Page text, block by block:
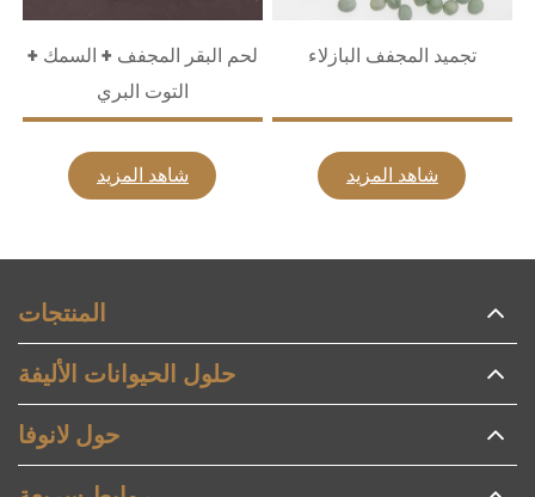
لحم البقر المجفف + السمك +
التوت البري
شاهد المزيد
تجميد المجفف البازلاء
شاهد المزيد
المنتجات
حلول الحيوانات الأليفة
حول لانوفا